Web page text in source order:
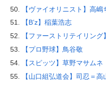
【ヴァイオリニスト】高嶋
【B’z】稲葉浩志
【ファーストリテイリン
【プロ野球】鳥谷敬
【スピッツ】草野マサムネ
【山口組弘道会】司忍＝